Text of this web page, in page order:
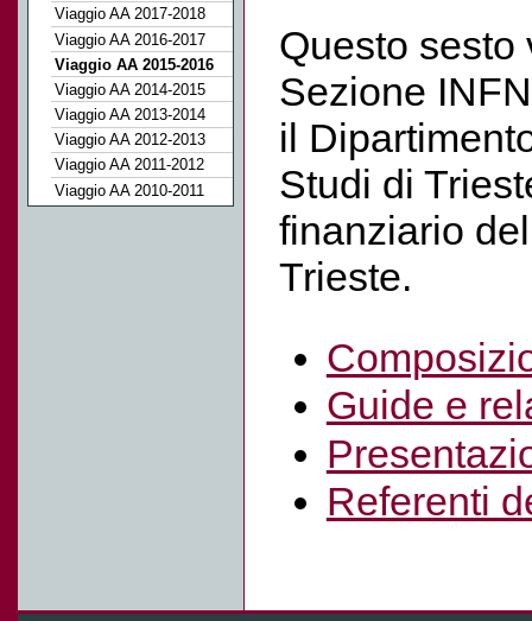
Questo sesto
Sezione
il
Studi di
finanziario
Trieste.
Guide e
Referenti
Viaggio AA 2017-2018
Viaggio AA 2016-2017
Viaggio AA 2015-2016
Viaggio AA 2014-2015
Viaggio AA 2013-2014
Viaggio AA 2012-2013
Viaggio AA 2011-2012
Viaggio AA 2010-2011